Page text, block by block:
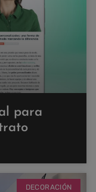
para
DECORACIÓN